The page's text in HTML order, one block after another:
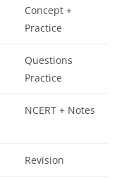
Concept +
Practice
Questions
Practice
NCERT + Notes
Revision